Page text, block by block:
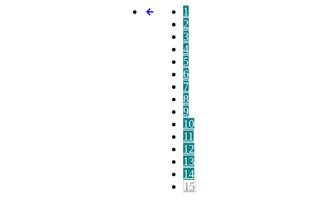
1
2
3
4
5
6
7
8
9
10
11
12
13
14
15